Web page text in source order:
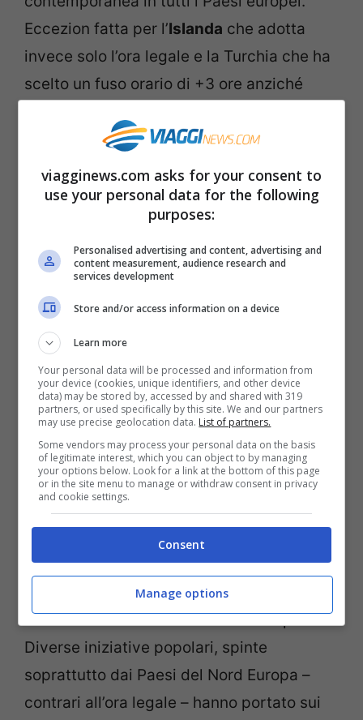
Eccezion fatta per l’Islanda che adotta
invece solo l’ora legale e la Turchia che ha
scelto un fuso orario di +3 ore anziché
posizione geografica. Masono tanti i Paesi
che non l’adottano.
Con l’ora solare il tramonto è sempre prima
Abolizione dell’ora legale:
quando avverrà
Se ne parla da diversi anni ma l’abolizione
o del cambio d’ora non è mai
stata ratificata dal Parlamento Europeo.
Diverse iniziative popolari, spinte
soprattutto dai Paesi del Nord Europa –
contrari all’ora legale – hanno portato sui
viagginews.com asks for your consent to
use your personal data for the following
purposes:
Personalised advertising and content, advertising and
content measurement, audience research and
services development
Store and/or access information on a device
Learn more
Your personal data will be processed and information from
your device (cookies, unique identifiers, and other device
data) may be stored by, accessed by and shared with 319
partners, or used specifically by this site. We and our partners
may use precise geolocation data. List of partners.
Some vendors may process your personal data on the basis
of legitimate interest, which you can object to by managing
your options below. Look for a link at the bottom of this page
or in the site menu to manage or withdraw consent in privacy
and cookie settings.
Consent
Manage options